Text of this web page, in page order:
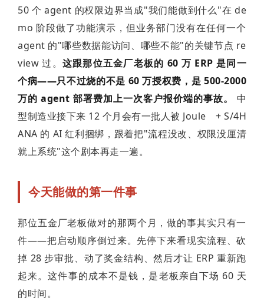
50 个 agent 的权限边界当成"我们能做到什么"在 de
mo 阶段做了功能演示，但业务部门没有在任何一个
agent 的"哪些数据能访问、哪些不能"的关键节点 re
view 过。 这跟那位五金厂老板的 60 万 ERP 是同一
个病——只不过烧的不是 60 万授权费，是 500-2000
万的 agent 部署费加上一次客户报价端的事故。
中
型制造业接下来 12 个月会有一批人被 Joule
+ S/4H
ANA 的 AI 红利捆绑，跟着把"流程没改、权限没厘清
就上系统"这个剧本再走一遍。
今天能做的第一件事
那位五金厂老板做对的那两个月，做的事其实只有一
件——把启动顺序倒过来。先停下来看现实流程、砍
掉 28 步审批、动了奖金结构、然后才让 ERP 重新跑
起来。这件事的成本不是钱，是老板亲自下场 60 天
的时间。